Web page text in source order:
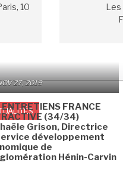
10
Les
27, 2019
ENTRETIENS FRANCE
(34/34)
Grison, Directrice
développement
de
Hénin-Carvin